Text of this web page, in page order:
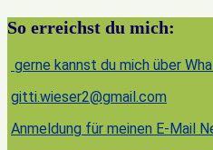
So erreichst du mich:
gerne kannst du mich über
gitti.wieser2@gmail.com
Anmeldung für meinen E-Mail